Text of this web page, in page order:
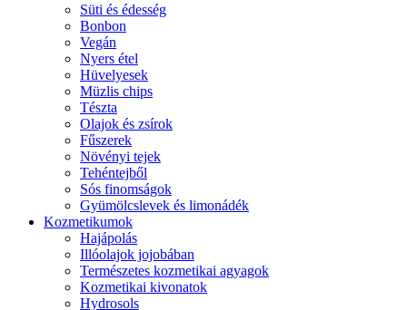
Süti és édesség
Bonbon
Vegán
Nyers étel
Hüvelyesek
Müzlis chips
Tészta
Olajok és zsírok
Fűszerek
Növényi tejek
Tehéntejből
Sós finomságok
Gyümölcslevek és limonádék
Kozmetikumok
Hajápolás
Illóolajok jojobában
Természetes kozmetikai agyagok
Kozmetikai kivonatok
Hydrosols